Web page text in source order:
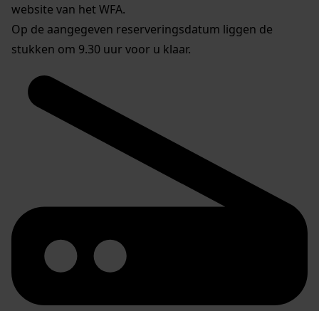
website van het WFA.
Op de aangegeven reserveringsdatum liggen de
stukken om 9.30 uur voor u klaar.